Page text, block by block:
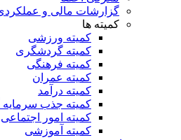
گزارشات مالی و عملکردی
کمیته ها
کمیته ورزشی
کمیته گردشگری
کمیته فرهنگی
کمیته عمران
کمیته درآمد
کمیته جذب سرمایه
کمیته امور اجتماعی
کمیته آموزشی